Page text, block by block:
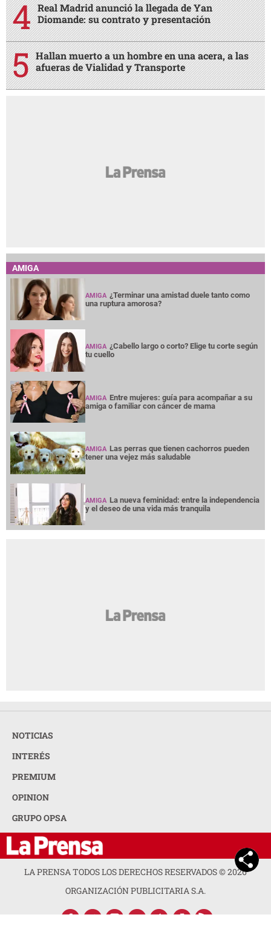
Real Madrid anunció la llegada de Yan
Diomande: su contrato y presentación
Hallan muerto a un hombre en una acera, a las
afueras de Vialidad y Transporte
AMIGA
AMIGA ¿Terminar una amistad duele tanto como
una ruptura amorosa?
AMIGA ¿Cabello largo o corto? Elige tu corte según
tu cuello
AMIGA Entre mujeres: guía para acompañar a su
amiga o familiar con cáncer de mama
AMIGA Las perras que tienen cachorros pueden
tener una vejez más saludable
AMIGA La nueva feminidad: entre la independencia
y el deseo de una vida más tranquila
NOTICIAS
INTERÉS
PREMIUM
OPINION
GRUPO OPSA
LA PRENSA TODOS LOS DERECHOS RESERVADOS ©2026
ORGANIZACIÓN PUBLICITARIA S.A.